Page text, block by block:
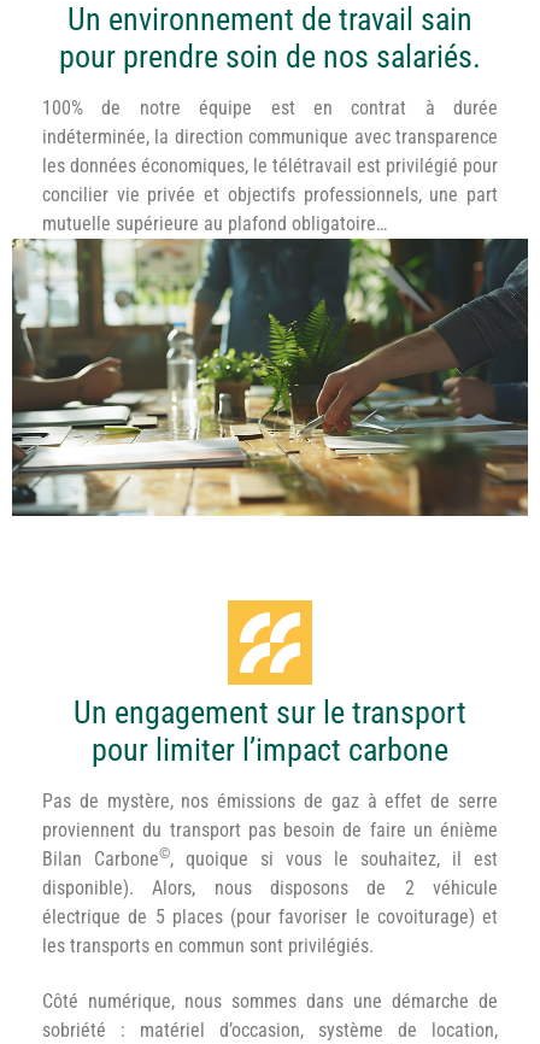
Un environnement de travail sain
pour prendre soin de nos salariés.
100% de notre équipe est en contrat à durée
indéterminée, la direction communique avec transparence
les données économiques, le télétravail est privilégié pour
concilier vie privée et objectifs professionnels, une part
mutuelle supérieure au plafond obligatoire…
Un engagement sur le transport
pour limiter l’impact carbone
Pas de mystère, nos émissions de gaz à effet de serre
proviennent du transport pas besoin de faire un énième
Bilan Carbone©, quoique si vous le souhaitez, il est
disponible). Alors, nous disposons de 2 véhicule
électrique de 5 places (pour favoriser le covoiturage) et
les transports en commun sont privilégiés.
Côté numérique, nous sommes dans une démarche de
sobriété : matériel d’occasion, système de location,